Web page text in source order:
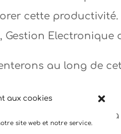
aux cookies
site web et notre service.
cette productivité.
Gestion Electronique
au long de
bonne année 2020 et